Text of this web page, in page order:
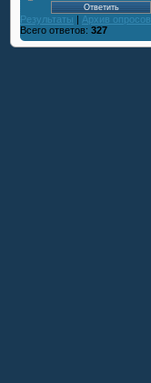
Результаты | Архив опросов
Всего ответов: 327